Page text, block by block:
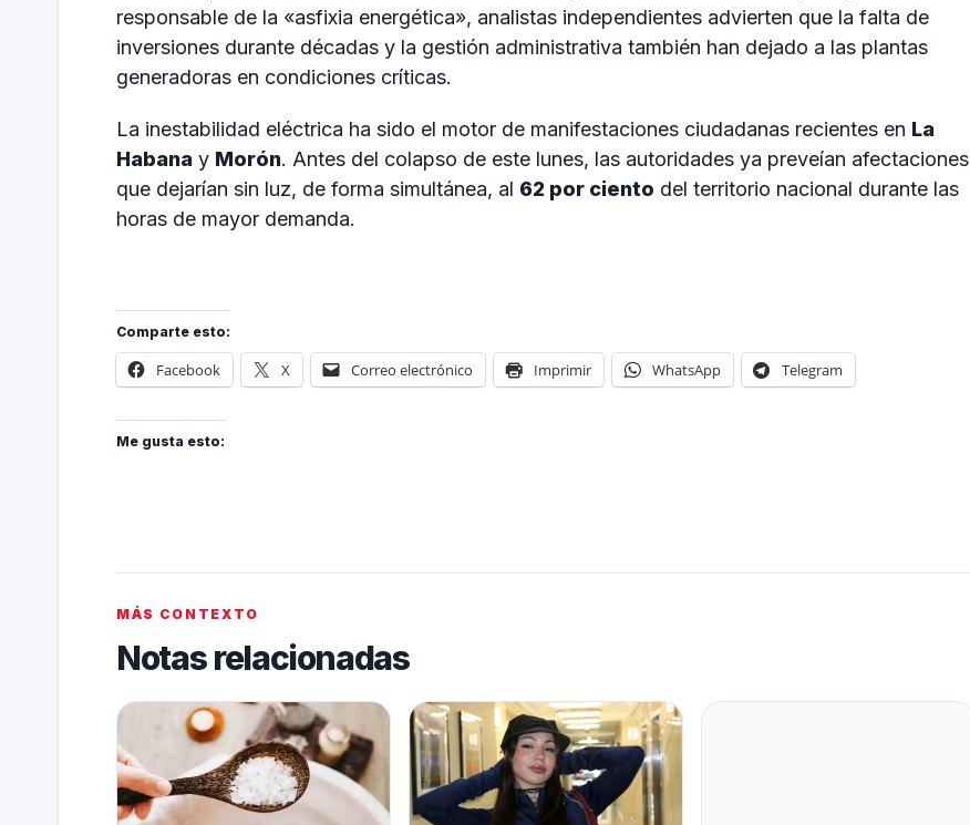
responsable de la «asfixia energética», analistas independientes advierten que la falta de
inversiones durante décadas y la gestión administrativa también han dejado a las plantas
generadoras en condiciones críticas.
La inestabilidad eléctrica ha sido el motor de manifestaciones ciudadanas recientes en La
Habana y Morón. Antes del colapso de este lunes, las autoridades ya preveían afectaciones
que dejarían sin luz, de forma simultánea, al 62 por ciento del territorio nacional durante las
horas de mayor demanda.
Comparte esto:
Facebook X Correo electrónico Imprimir WhatsApp Telegram
Me gusta esto:
MÁS CONTEXTO
Notas relacionadas